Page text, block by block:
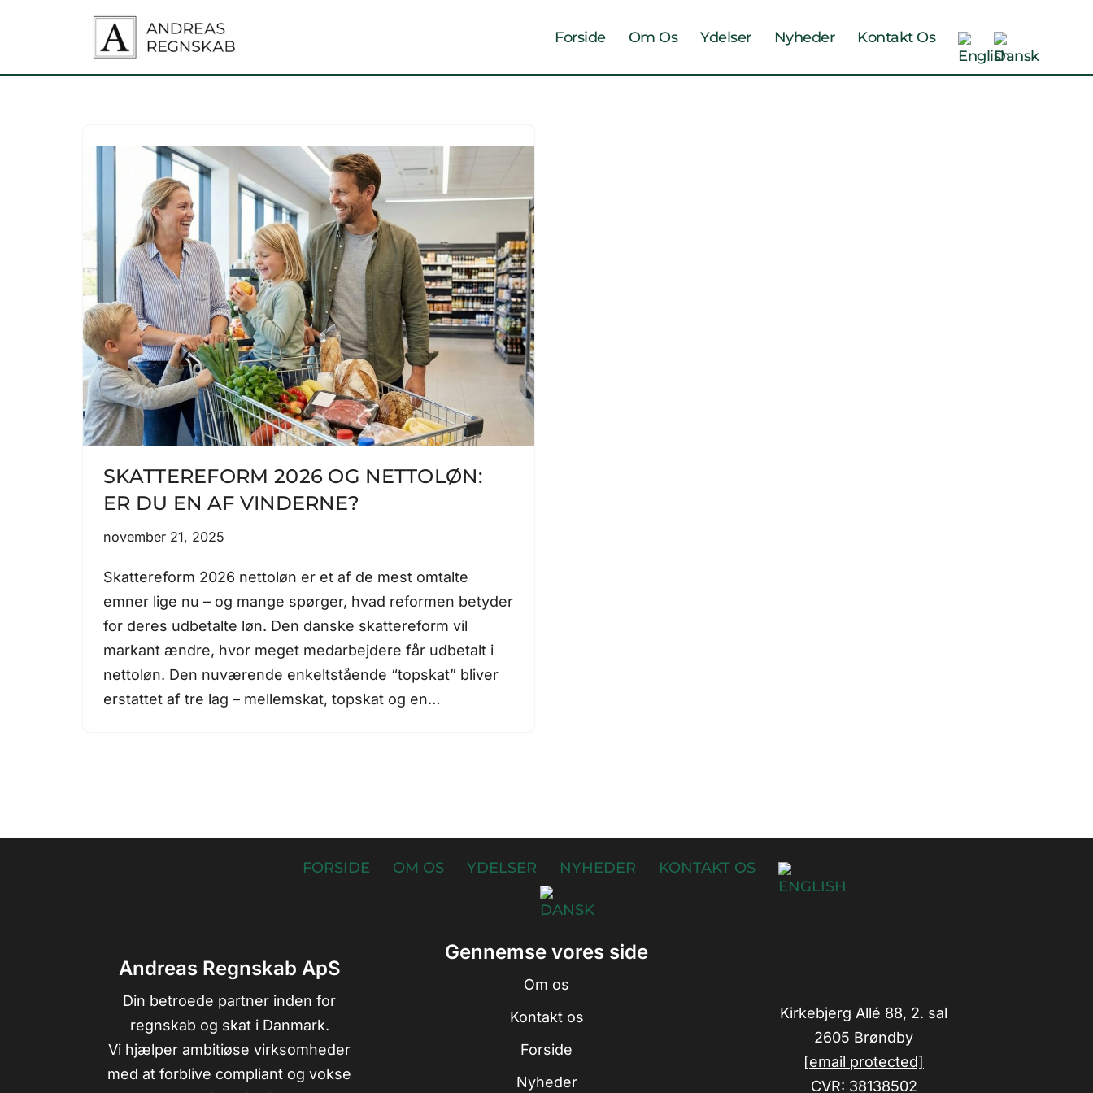
til
Forside Om Os Ydelser Nyheder Kontakt Os
SKATTEREFORM 2026 OG NETTOLØN:
ER DU EN AF VINDERNE?
november 21, 2025
Skattereform 2026 nettoløn er et af de mest omtalte
emner lige nu – og mange spørger, hvad reformen betyder
for deres udbetalte løn. Den danske skattereform vil
markant ændre, hvor meget medarbejdere får udbetalt i
nettoløn. Den nuværende enkeltstående “topskat” bliver
erstattet af tre lag – mellemskat, topskat og en…
FORSIDE OM OS YDELSER NYHEDER KONTAKT OS
Andreas Regnskab ApS
Din betroede partner inden for
regnskab og skat i Danmark.
Vi hjælper ambitiøse virksomheder
med at forblive compliant og vokse
Gennemse vores side
Om os
Kontakt os
Forside
Nyheder
Kirkebjerg Allé 88, 2. sal
2605 Brøndby
[email protected]
CVR: 38138502